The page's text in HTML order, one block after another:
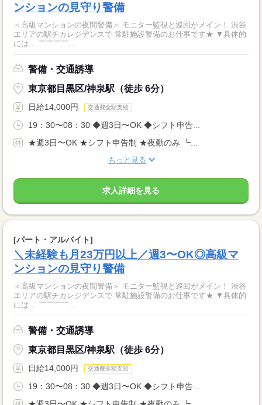
ンションの見守り警備
＜高級マンションの夜間警備＞ モニター監視と巡回がメイン！ 渋谷
エリアの駅チカレジデンスで 常駐施設警備のお仕事です★ ▼具体的
には… ￣￣￣￣...
警備・交通誘導
東京都目黒区/神泉駅（徒歩 6分）
日給14,000円 交通費全額支給
19：30〜08：30 ◆週3日〜OK ◆シフト申告...
★週3日〜OK ★シフト申告制 ★夜勤のみ ┗...
もっと見る
求人詳細を見る
[パート・アルバイト]
＼未経験も月23万円以上／週3〜OK◎高級マ
ンションの見守り警備
＜高級マンションの夜間警備＞ モニター監視と巡回がメイン！ 渋谷
エリアの駅チカレジデンスで 常駐施設警備のお仕事です★ ▼具体的
には… ￣￣￣￣...
警備・交通誘導
東京都目黒区/神泉駅（徒歩 6分）
日給14,000円 交通費全額支給
19：30〜08：30 ◆週3日〜OK ◆シフト申告...